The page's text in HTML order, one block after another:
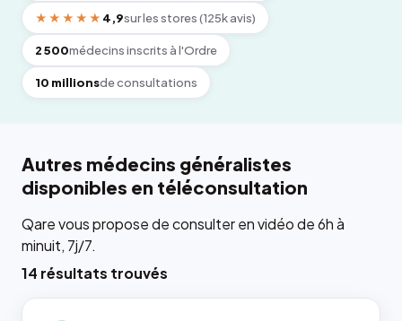
★★★★★ 4,9sur les stores (125k avis)
2 500médecins inscrits à l'Ordre
10 millionsde consultations
Autres médecins généralistes
disponibles en téléconsultation
Qare vous propose de consulter en vidéo de 6h à
minuit, 7j/7.
14 résultats trouvés